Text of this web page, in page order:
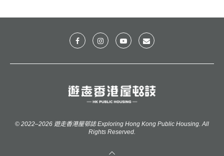
© 2022–2026 遊走香港屋邨誌 Exploring Hong Kong Public Housing. All
Rights Reserved.